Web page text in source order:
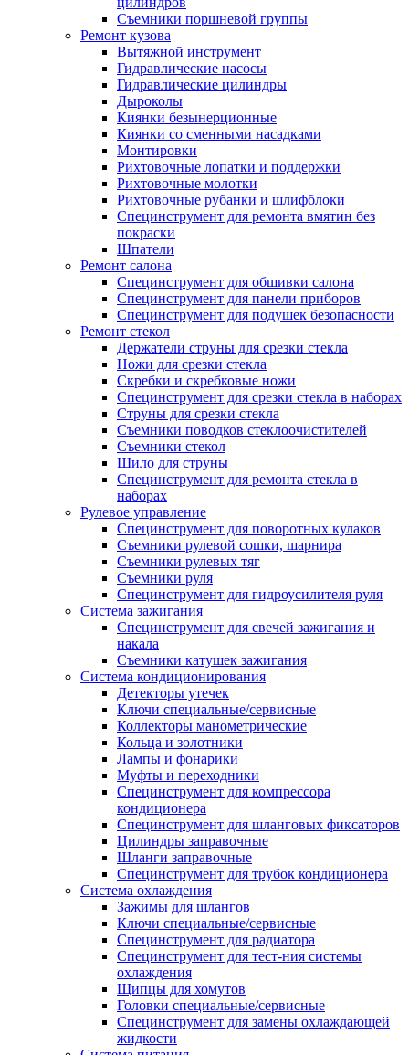
Съемники поршневой группы
Ремонт кузова
Вытяжной инструмент
Гидравлические насосы
Гидравлические цилиндры
Дыроколы
Киянки безынерционные
Киянки со сменными насадками
Монтировки
Рихтовочные лопатки и поддержки
Рихтовочные молотки
Рихтовочные рубанки и шлифблоки
Специнструмент для ремонта вмятин без
покраски
Шпатели
Ремонт салона
Специнструмент для обшивки салона
Специнструмент для панели приборов
Специнструмент для подушек безопасности
Ремонт стекол
Держатели струны для срезки стекла
Ножи для срезки стекла
Скребки и скребковые ножи
Специнструмент для срезки стекла в наборах
Струны для срезки стекла
Съемники поводков стеклоочистителей
Съемники стекол
Шило для струны
Специнструмент для ремонта стекла в
наборах
Рулевое управление
Специнструмент для поворотных кулаков
Съемники рулевой сошки, шарнира
Съемники рулевых тяг
Съемники руля
Специнструмент для гидроусилителя руля
Система зажигания
Специнструмент для свечей зажигания и
накала
Съемники катушек зажигания
Система кондиционирования
Детекторы утечек
Ключи специальные/сервисные
Коллекторы манометрические
Кольца и золотники
Лампы и фонарики
Муфты и переходники
Специнструмент для компрессора
кондиционера
Специнструмент для шланговых фиксаторов
Цилиндры заправочные
Шланги заправочные
Специнструмент для трубок кондиционера
Система охлаждения
Зажимы для шлангов
Ключи специальные/сервисные
Специнструмент для радиатора
Специнструмент для тест-ния системы
охлаждения
Щипцы для хомутов
Головки специальные/сервисные
Специнструмент для замены охлаждающей
жидкости